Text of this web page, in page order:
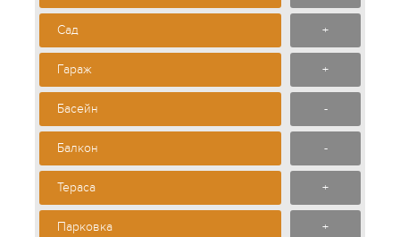
Сад +
Гараж +
Басейн -
Балкон -
Тераса +
Парковка +